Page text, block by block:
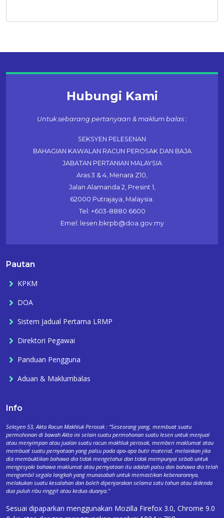
Hubungi Kami
Untuk sebarang pertanyaan & maklum balas :
SEKSYEN PELESENAN
BAHAGIAN KAWALAN RACUN PEROSAK DAN BAJA
JABATAN PERTANIAN MALAYSIA
Aras 3 & 4, Menara Z10,
Jalan Alamanda 2, Presint 1,
62000 Putrajaya, Malaysia.
Tel: +603-8880 6600
Emel: lesen.bkrpb@doa.gov.my
Pautan
KPKM
DOA
Sistem Jadual Pertama LRMP
Direktori Pegawai
Panduan Pengguna
Aduan & Maklumbalas
Info
Seksyen 53, Akta Racun Makhluk Perosak : "Seseorang yang, membuat suatu
permohonan di bawah Akta ini selain suatu permohonan suatu lesen untuk menjual
atau menyimpan atau jualan suatu racun makhluk perosak, memberi maklumat atau
membuat suatu pernyataan yang palsu pada apa-apa butir material, melainkan jika
dia membuktikan bahawa dia tidak mengetahui dan tidak mempunyai sebab untuk
mengesyaki bahawa maklumat atau pernyataan itu adalah palsu dan bahawa dia telah
mengambil segala langkah yang munasabah untuk memastikan kebenarannya,
melakukan suatu kesalahan dan boleh dipenjarakan selama satu tahun atau didenda
dua puluh ribu ringgit atau kedua-duanya."
Sesuai dipaparkan menggunakan Mozilla Firefox 3.0, Chrome 9.0